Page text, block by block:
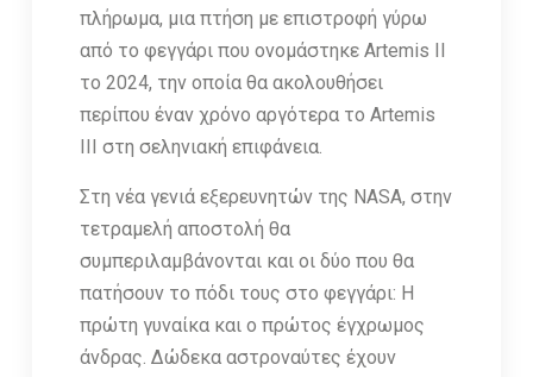
πλήρωμα, μια πτήση με επιστροφή γύρω
από το φεγγάρι που ονομάστηκε Artemis II
το 2024, την οποία θα ακολουθήσει
περίπου έναν χρόνο αργότερα το Artemis
III στη σεληνιακή επιφάνεια.
Στη νέα γενιά εξερευνητών της NASA, στην
τετραμελή αποστολή θα
συμπεριλαμβάνονται και οι δύο που θα
πατήσουν το πόδι τους στο φεγγάρι: Η
πρώτη γυναίκα και ο πρώτος έγχρωμος
άνδρας. Δώδεκα αστροναύτες έχουν